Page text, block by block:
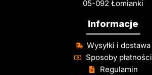
05-092 Łomianki
Informacje
Wysyłki i dostawa
Sposoby płatności
Regulamin